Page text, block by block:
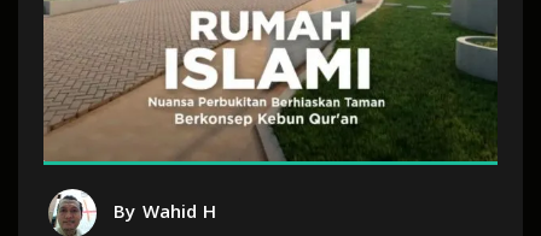
By Wahid H